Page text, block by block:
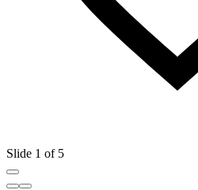
Slide 1 of 5